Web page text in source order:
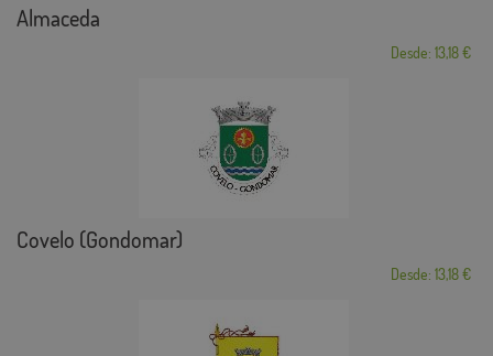
Almaceda
Desde: 13,18 €
Covelo (Gondomar)
Desde: 13,18 €